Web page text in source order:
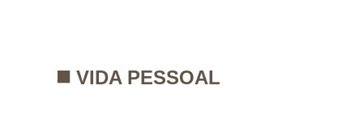
◼️ VIDA PESSOAL